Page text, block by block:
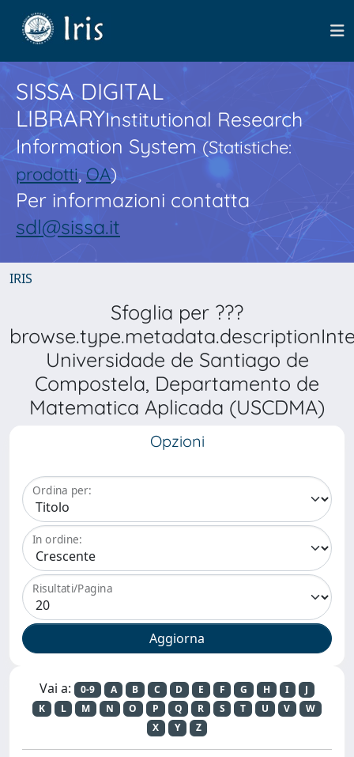
SISSA DIGITAL
LIBRARYInstitutional Research
Information System(Statistiche:
prodotti,OA)
Per informazioni contatta
sdl@sissa.it
IRIS
Sfoglia per ???
Universidade de Santiago de
Compostela, Departamento de
Matematica Aplicada (USCDMA)
Opzioni
Ordina per:
In ordine:
Risultati/Pagina
Vai a: 0-9 A B C D E F G H I
J
K
L M N O P Q R S T U V
W
X
Y Z